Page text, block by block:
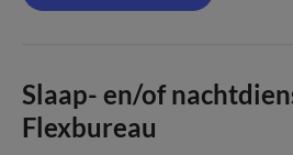
Slaap- en/of
Flexbureau